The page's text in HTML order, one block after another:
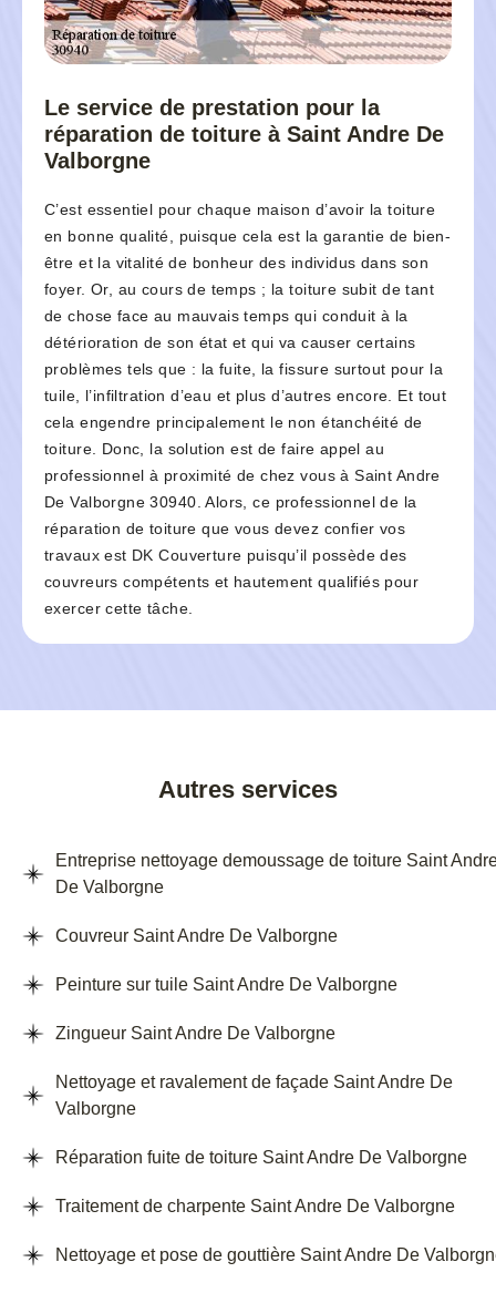
Le service de prestation pour la
réparation de toiture à Saint Andre De
Valborgne
C’est essentiel pour chaque maison d’avoir la toiture
en bonne qualité, puisque cela est la garantie de bien-
être et la vitalité de bonheur des individus dans son
foyer. Or, au cours de temps ; la toiture subit de tant
de chose face au mauvais temps qui conduit à la
détérioration de son état et qui va causer certains
problèmes tels que : la fuite, la fissure surtout pour la
tuile, l’infiltration d’eau et plus d’autres encore. Et tout
cela engendre principalement le non étanchéité de
toiture. Donc, la solution est de faire appel au
professionnel à proximité de chez vous à Saint Andre
De Valborgne 30940. Alors, ce professionnel de la
réparation de toiture que vous devez confier vos
travaux est DK Couverture puisqu’il possède des
couvreurs compétents et hautement qualifiés pour
exercer cette tâche.
Autres services
Entreprise nettoyage demoussage de toiture Saint
De Valborgne
Couvreur Saint Andre De Valborgne
Peinture sur tuile Saint Andre De Valborgne
Zingueur Saint Andre De Valborgne
Nettoyage et ravalement de façade Saint Andre De
Valborgne
Réparation fuite de toiture Saint Andre De Valborgne
Traitement de charpente Saint Andre De Valborgne
Nettoyage et pose de gouttière Saint Andre De